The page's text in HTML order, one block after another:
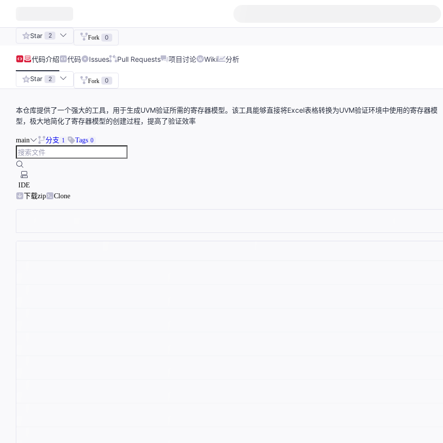
Star 2 Fork 0
代码介绍 代码 Issues Pull Requests 项目讨论 Wiki 分析
Star 2 Fork 0
本仓库提供了一个强大的工具，用于生成UVM验证所需的寄存器模型。该工具能够直接将Excel表格转换为UVM验证环境中使用的寄存器模
型，极大地简化了寄存器模型的创建过程，提高了验证效率
main 分支 1 Tags 0
IDE
下载zip
Clone